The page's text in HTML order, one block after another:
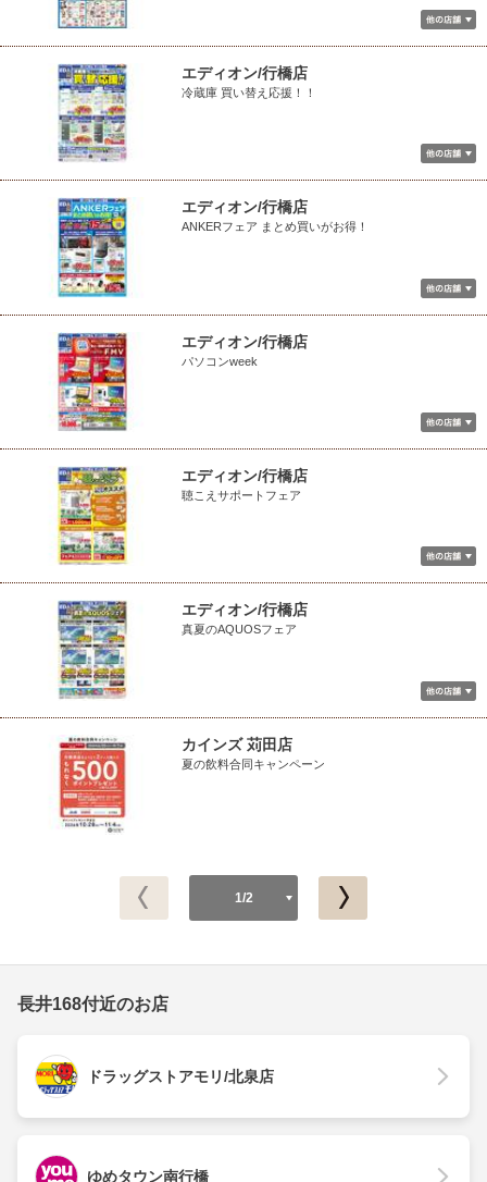
エディオン/行橋店
冷蔵庫 買い替え応援！！
エディオン/行橋店
ANKERフェア まとめ買いがお得！
エディオン/行橋店
パソコンweek
エディオン/行橋店
聴こえサポートフェア
エディオン/行橋店
真夏のAQUOSフェア
カインズ 苅田店
夏の飲料合同キャンペーン
1/2
長井168付近のお店
ドラッグストアモリ/北泉店
ゆめタウン南行橋